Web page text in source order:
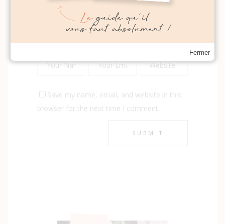
Save my name, email, and website in this
browser for the next time I comment.
Fermer